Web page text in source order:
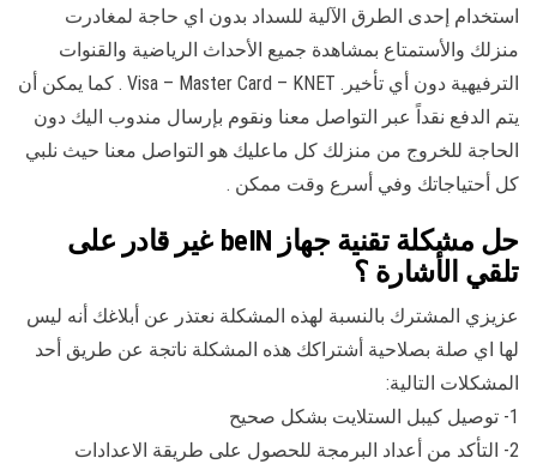
استخدام إحدى الطرق الآلية للسداد بدون اي حاجة لمغادرت
منزلك والأستمتاع بمشاهدة جميع الأحداث الرياضية والقنوات
الترفيهية دون أي تأخير. Visa – Master Card – KNET . كما يمكن أن
يتم الدفع نقداً عبر التواصل معنا ونقوم بإرسال مندوب اليك دون
الحاجة للخروج من منزلك كل ماعليك هو التواصل معنا حيث نلبي
كل أحتياجاتك وفي أسرع وقت ممكن .
حل مشكلة تقنية جهاز beIN غير قادر على
تلقي الأشارة ؟
عزيزي المشترك بالنسبة لهذه المشكلة نعتذر عن أبلاغك أنه ليس
لها اي صلة بصلاحية أشتراكك هذه المشكلة ناتجة عن طريق أحد
المشكلات التالية:
1- توصيل كيبل الستلايت بشكل صحيح
2- التأكد من أعداد البرمجة للحصول على طريقة الاعدادات